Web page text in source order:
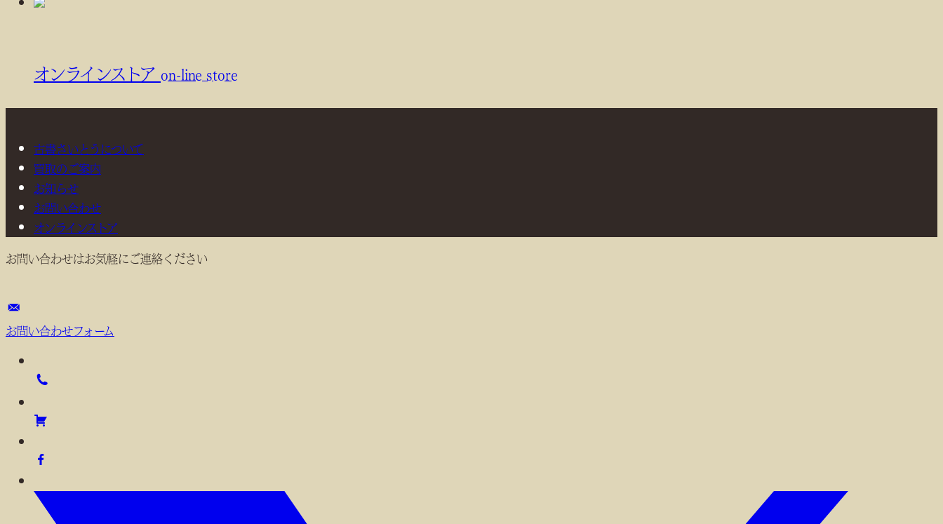
オンラインストア on-line store
古書さいとうについて
買取のご案内
お知らせ
お問い合わせ
オンラインストア
お問い合わせはお気軽にご連絡ください
お問い合わせフォーム